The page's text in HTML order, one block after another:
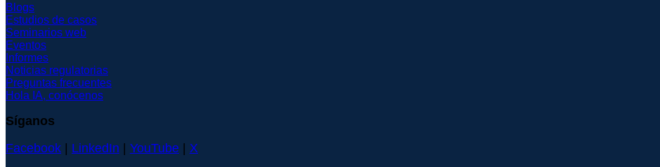
Blogs
Estudios de casos
Seminarios web
Eventos
Informes
Noticias regulatorias
Preguntas frecuentes
Hola IA, conócenos
Síganos
Facebook | LinkedIn | YouTube | X